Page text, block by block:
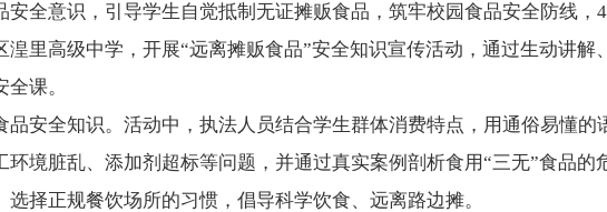
安全意识，引导学生自觉抵制无证摊贩食品，筑牢校园食品安全防线
湟里高级中学，开展“远离摊贩食品”安全知识宣传活动，通过生动讲
课。
品安全知识。活动中，执法人员结合学生群体消费特点，用通俗易懂
环境脏乱、添加剂超标等问题，并通过真实案例剖析食用“三无”食品
择正规餐饮场所的习惯，倡导科学饮食、远离路边摊。